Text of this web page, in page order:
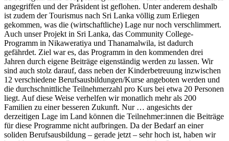
angegriffen und der Präsident ist geflohen. Unter anderem deshalb
ist zudem der Tourismus nach Sri Lanka völlig zum Erliegen
gekommen, was die (wirtschaftliche) Lage nur noch verschlimmert.
Auch unser Projekt in Sri Lanka, das Community College-
Programm in Nikaweratiya und Thanamalwila, ist dadurch
gefährdet. Ziel war es, das Programm in den kommenden drei
Jahren durch eigene Beiträge eigenständig werden zu lassen. Wir
sind auch stolz darauf, dass neben der Kinderbetreuung inzwischen
12 verschiedene Berufsausbildungen/Kurse angeboten werden und
die durchschnittliche Teilnehmerzahl pro Kurs bei etwa 20 Personen
liegt. Auf diese Weise verhelfen wir monatlich mehr als 200
Familien zu einer besseren Zukunft. Nur … angesichts der
derzeitigen Lage im Land können die Teilnehmer:innen die Beiträge
für diese Programme nicht aufbringen. Da der Bedarf an einer
soliden Berufsausbildung – gerade jetzt – sehr hoch ist, haben wir